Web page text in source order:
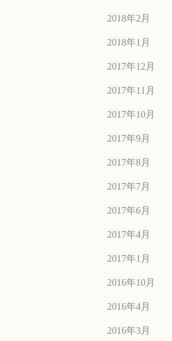
2018年2月
2018年1月
2017年12月
2017年11月
2017年10月
2017年9月
2017年8月
2017年7月
2017年6月
2017年4月
2017年1月
2016年10月
2016年4月
2016年3月